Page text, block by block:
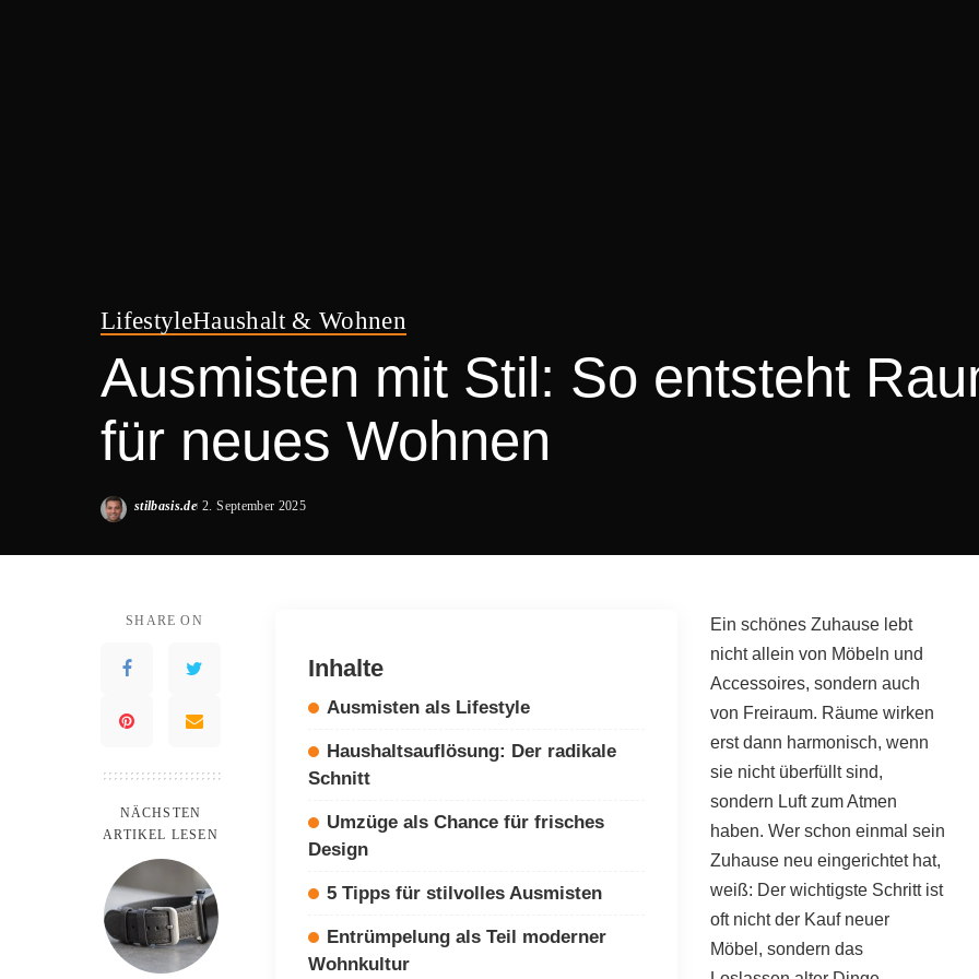
LifestyleHaushalt & Wohnen
Ausmisten mit Stil: So entsteht
für neues Wohnen
Posted
stilbasis.de 2. September 2025
SHARE ON
NÄCHSTEN
ARTIKEL LESEN
Inhalte
Ausmisten als Lifestyle
Haushaltsauflösung: Der radikale
Schnitt
Umzüge als Chance für frisches
Design
5 Tipps für stilvolles Ausmisten
Entrümpelung als Teil moderner
Wohnkultur
Ein schönes Zuhause lebt
nicht allein von Möbeln und
Accessoires, sondern auch
von Freiraum. Räume wirken
erst dann harmonisch, wenn
sie nicht überfüllt sind,
sondern Luft zum Atmen
haben. Wer schon einmal sein
Zuhause neu eingerichtet hat,
weiß: Der wichtigste Schritt ist
oft nicht der Kauf neuer
Möbel, sondern das